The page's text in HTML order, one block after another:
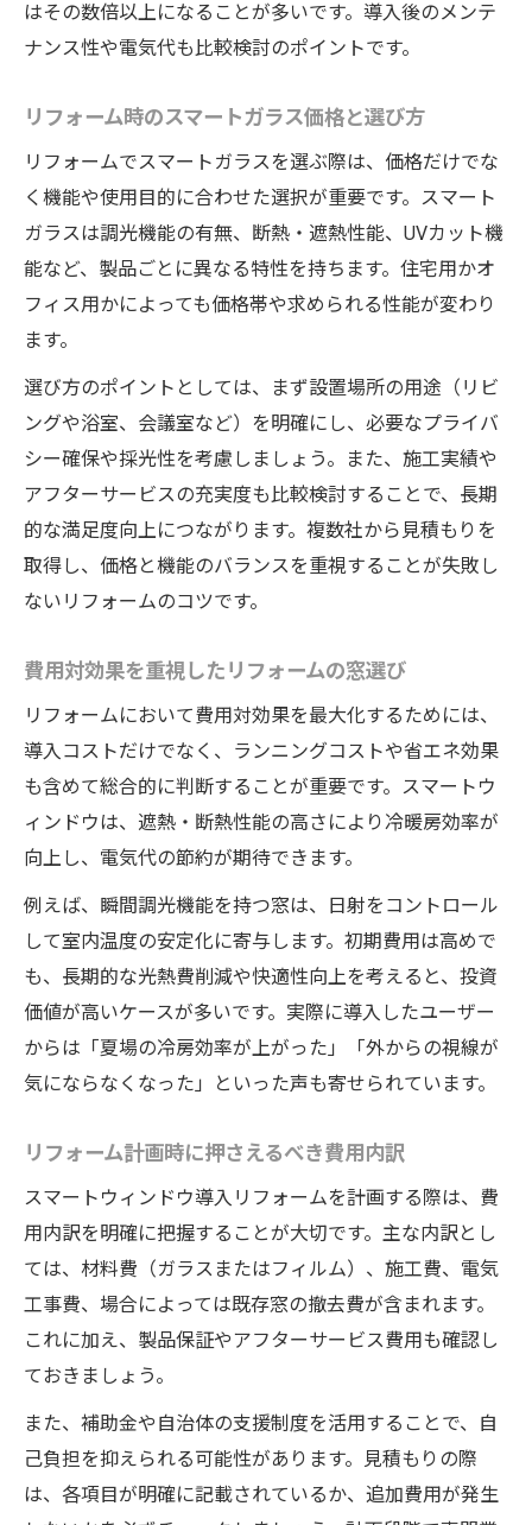
はその数倍以上になることが多いです。導入後のメンテ
ナンス性や電気代も比較検討のポイントです。
リフォーム時のスマートガラス価格と選び方
リフォームでスマートガラスを選ぶ際は、価格だけでな
く機能や使用目的に合わせた選択が重要です。スマート
ガラスは調光機能の有無、断熱・遮熱性能、UVカット機
能など、製品ごとに異なる特性を持ちます。住宅用かオ
フィス用かによっても価格帯や求められる性能が変わり
ます。
選び方のポイントとしては、まず設置場所の用途（リビ
ングや浴室、会議室など）を明確にし、必要なプライバ
シー確保や採光性を考慮しましょう。また、施工実績や
アフターサービスの充実度も比較検討することで、長期
的な満足度向上につながります。複数社から見積もりを
取得し、価格と機能のバランスを重視することが失敗し
ないリフォームのコツです。
費用対効果を重視したリフォームの窓選び
リフォームにおいて費用対効果を最大化するためには、
導入コストだけでなく、ランニングコストや省エネ効果
も含めて総合的に判断することが重要です。スマートウ
ィンドウは、遮熱・断熱性能の高さにより冷暖房効率が
向上し、電気代の節約が期待できます。
例えば、瞬間調光機能を持つ窓は、日射をコントロール
して室内温度の安定化に寄与します。初期費用は高めで
も、長期的な光熱費削減や快適性向上を考えると、投資
価値が高いケースが多いです。実際に導入したユーザー
からは「夏場の冷房効率が上がった」「外からの視線が
気にならなくなった」といった声も寄せられています。
リフォーム計画時に押さえるべき費用内訳
スマートウィンドウ導入リフォームを計画する際は、費
用内訳を明確に把握することが大切です。主な内訳とし
ては、材料費（ガラスまたはフィルム）、施工費、電気
工事費、場合によっては既存窓の撤去費が含まれます。
これに加え、製品保証やアフターサービス費用も確認し
ておきましょう。
また、補助金や自治体の支援制度を活用することで、自
己負担を抑えられる可能性があります。見積もりの際
は、各項目が明確に記載されているか、追加費用が発生